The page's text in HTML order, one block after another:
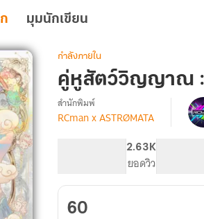
มุมนักเขียน
กำลังภายใน
คู่หูสัตว์วิญญาณ
เรื่อง
E-
book)
สำนักพิมพ์
RCman x ASTRØMATA
2.63K
ยอดวิว
60